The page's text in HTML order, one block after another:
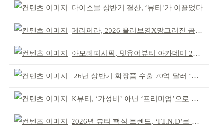
다이소몰 상반기 결산, ‘뷰티’가 이끌었다
페리페라, 2026 올리브영X망그러진 곰 콜라보
아모레퍼시픽, 밋유어뷰티 아카데미 2기 발대식
’26년 상반기 화장품 수출 70억 달러 ‘역대 최고’
K뷰티, ‘가성비’ 아닌 ‘프리미엄’으로 승부걸어야
2026년 뷰티 핵심 트렌드, ‘F.I.N.D’로 읽는다